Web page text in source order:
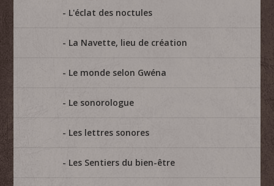
L'éclat des noctules
La Navette, lieu de création
Le monde selon Gwéna
Le sonorologue
Les lettres sonores
Les Sentiers du bien-être